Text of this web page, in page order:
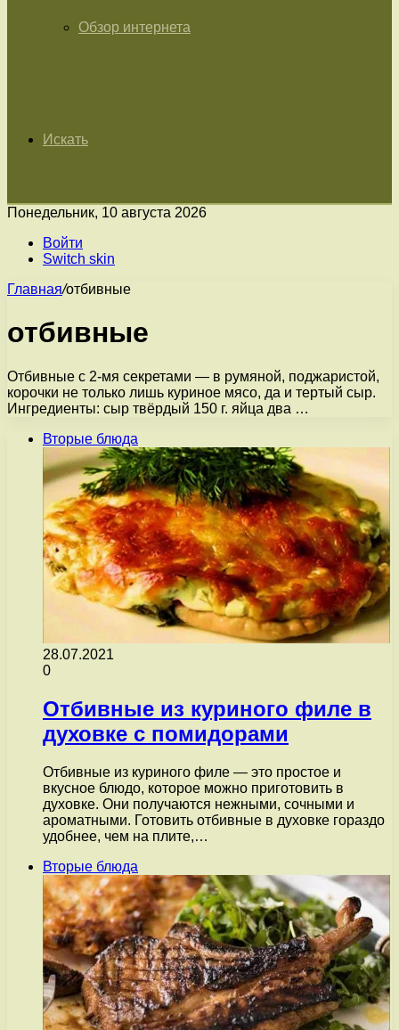
Обзор интернета
Искать
Понедельник, 10 августа 2026
Войти
Switch skin
Главная/отбивные
отбивные
Отбивные с 2-мя секретами — в румяной, поджаристой,
корочки не только лишь куриное мясо, да и тертый сыр.
Ингредиенты: сыр твёрдый 150 г. яйца два …
Вторые блюда
28.07.2021
0
Отбивные из куриного филе в
духовке с помидорами
Отбивные из куриного филе — это простое и
вкусное блюдо, которое можно приготовить в
духовке. Они получаются нежными, сочными и
ароматными. Готовить отбивные в духовке гораздо
удобнее, чем на плите,…
Вторые блюда